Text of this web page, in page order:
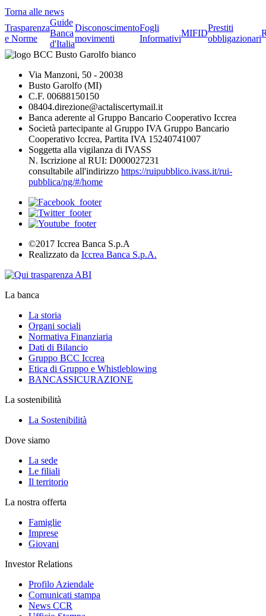
Torna alle news
Trasparenza
e Norme
Guide
Banca
d'Italia
Disconoscimento
movimenti
Fogli
Informativi
MIFID
Prestiti
obbligazionari
Via Manzoni, 50 - 20038
Busto Garolfo (MI)
C.F. 00688150150
08404.direzione@actaliscertymail.it
Banca aderente al Gruppo Bancario Cooperativo Iccrea
Società partecipante al Gruppo IVA Gruppo Bancario
Cooperativo Iccrea, Partita IVA 15240741007
Soggetta alla vigilanza di IVASS
N. Iscrizione al RUI: D000027231
consultabile all'indirizzo https://ruipubblico.ivass.it/rui-
pubblica/ng/#/home
©2017 Iccrea Banca S.p.A
Realizzato da Iccrea Banca S.p.A.
La banca
La storia
Organi sociali
Normativa Finanziaria
Dati di Bilancio
Gruppo BCC Iccrea
Etica di Gruppo e Whistleblowing
BANCASSICURAZIONE
La sostenibilità
La Sostenibilità
Dove siamo
La sede
Le filiali
Il territorio
La nostra offerta
Famiglie
Imprese
Giovani
Investor Relations
Profilo Aziendale
Comunicati stampa
News CCR